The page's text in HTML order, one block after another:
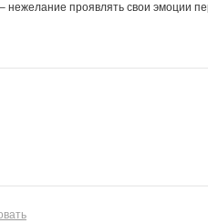
проявлять свои эмоции